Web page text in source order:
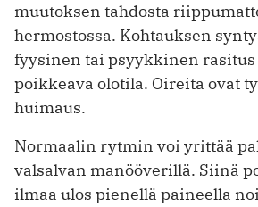
muutoksen tahdosta
hermostossa. Kohtauksen
fyysinen tai psyykkinen
poikkeava olotila. Oireita ovat
huimaus.
Normaalin rytmin voi yrittää
valsalvan manööverillä. Siinä
ilmaa ulos pienellä paineella